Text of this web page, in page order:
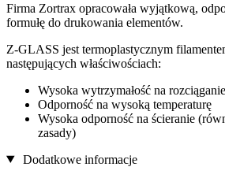
Firma Zortrax opracowała wyjątkową,
formułę do drukowania elementów.
Z-GLASS jest termoplastycznym
następujących właściwościach:
Wysoka wytrzymałość na rozciąganie
Odporność na wysoką temperaturę
Wysoka odporność na ścieranie
zasady)
Dodatkowe informacje